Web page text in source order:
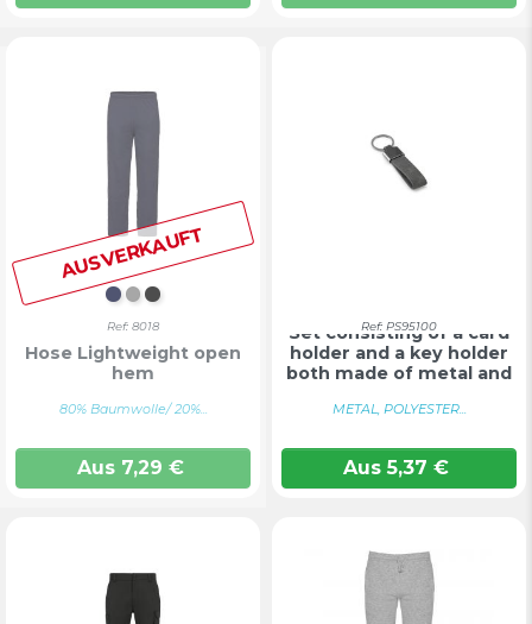
AUSVERKAUFT
DUNKELMARINE
GRAU
SCHWARZ
Ref: 8018
Hose Lightweight open
hem
80% Baumwolle/ 20%...
Aus7,29 €
Ref: PS95100
Set consisting of a card
holder and a key holder
both made of metal and
METAL, POLYESTER...
Aus 5,37 €